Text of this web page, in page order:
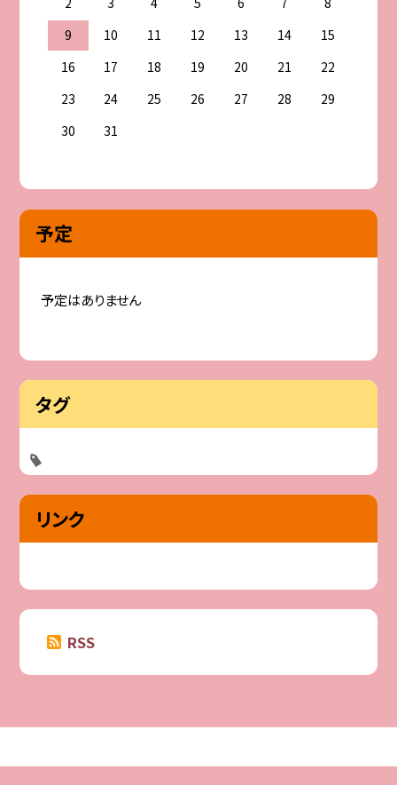
9
10 11 12 13 14
15
16
17 18 19 20 21
22
23
24 25 26 27 28
29
30
31
予定
予定はありません
タグ
リンク
RSS